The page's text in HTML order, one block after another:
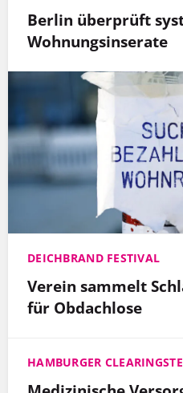
Berlin überprüft
Wohnungsinserate
DEICHBRAND FESTIVAL
Verein sammelt
für Obdachlose
HAMBURGER